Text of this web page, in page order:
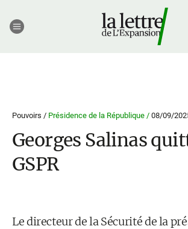
Pouvoirs / Présidence de la République / 08/09/
Georges Salinas
GSPR
Le directeur de la Sécurité de la